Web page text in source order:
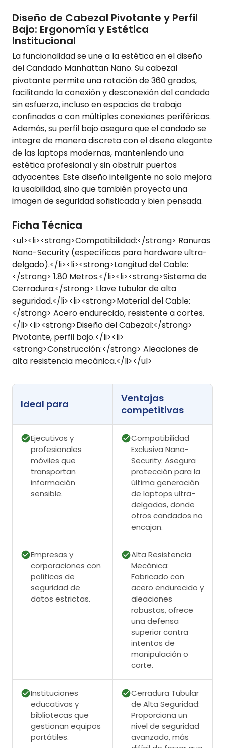
Diseño de Cabezal Pivotante y Perfil
Bajo: Ergonomía y Estética
Institucional
La funcionalidad se une a la estética en el diseño
del Candado Manhattan Nano. Su cabezal
pivotante permite una rotación de 360 grados,
facilitando la conexión y desconexión del candado
sin esfuerzo, incluso en espacios de trabajo
confinados o con múltiples conexiones periféricas.
Además, su perfil bajo asegura que el candado se
integre de manera discreta con el diseño elegante
de las laptops modernas, manteniendo una
estética profesional y sin obstruir puertos
adyacentes. Este diseño inteligente no solo mejora
la usabilidad, sino que también proyecta una
imagen de seguridad sofisticada y bien pensada.
Ficha Técnica
<ul><li><strong>Compatibilidad:</strong> Ranuras
Nano-Security (específicas para hardware ultra-
delgado).</li><li><strong>Longitud del Cable:
</strong> 1.80 Metros.</li><li><strong>Sistema de
Cerradura:</strong> Llave tubular de alta
seguridad.</li><li><strong>Material del Cable:
</strong> Acero endurecido, resistente a cortes.
</li><li><strong>Diseño del Cabezal:</strong>
Pivotante, perfil bajo.</li><li>
<strong>Construcción:</strong> Aleaciones de
alta resistencia mecánica.</li></ul>
Ideal para
Ventajas
competitivas
Ejecutivos y
profesionales
móviles que
transportan
información
sensible.
Compatibilidad
Exclusiva Nano-
Security: Asegura
protección para la
última generación
de laptops ultra-
delgadas, donde
otros candados no
encajan.
Empresas y
corporaciones con
políticas de
seguridad de
datos estrictas.
Alta Resistencia
Mecánica:
Fabricado con
acero endurecido y
aleaciones
robustas, ofrece
una defensa
superior contra
intentos de
manipulación o
corte.
Instituciones
educativas y
bibliotecas que
gestionan equipos
portátiles.
Cerradura Tubular
de Alta Seguridad:
Proporciona un
nivel de seguridad
avanzado, más